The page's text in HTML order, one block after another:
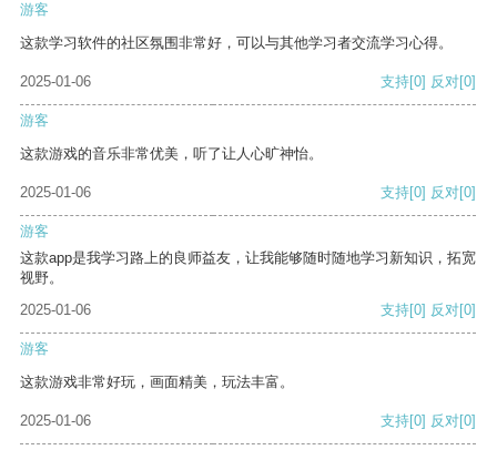
游客
这款学习软件的社区氛围非常好，可以与其他学习者交流学习心得。
2025-01-06 支持[0] 反对[0]
游客
这款游戏的音乐非常优美，听了让人心旷神怡。
2025-01-06 支持[0] 反对[0]
游客
这款app是我学习路上的良师益友，让我能够随时随地学习新知识，拓宽
视野。
2025-01-06
支持[0] 反对[0]
游客
这款游戏非常好玩，画面精美，玩法丰富。
2025-01-06 支持[0] 反对[0]